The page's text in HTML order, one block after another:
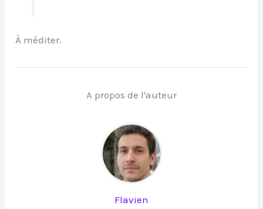
À méditer.
A propos de l'auteur
Flavien